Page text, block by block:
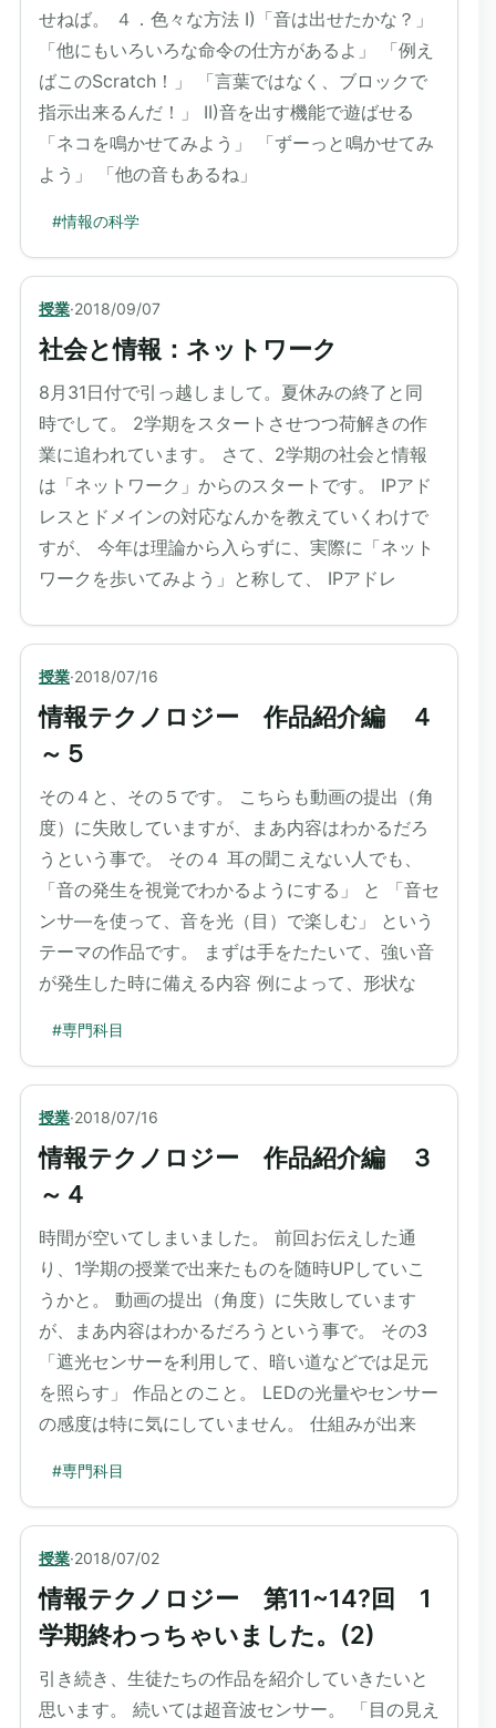
せねば。 ４．色々な方法 I)「音は出せたかな？」
「他にもいろいろな命令の仕方があるよ」 「例え
ばこのScratch！」 「言葉ではなく、ブロックで
指示出来るんだ！」 II)音を出す機能で遊ばせる
「ネコを鳴かせてみよう」 「ずーっと鳴かせてみ
よう」 「他の音もあるね」
#情報の科学
授業·2018/09/07
社会と情報：ネットワーク
8月31日付で引っ越しまして。夏休みの終了と同
時でして。 2学期をスタートさせつつ荷解きの作
業に追われています。 さて、2学期の社会と情報
は「ネットワーク」からのスタートです。 IPアド
レスとドメインの対応なんかを教えていくわけで
すが、 今年は理論から入らずに、実際に「ネット
ワークを歩いてみよう」と称して、 IPアドレ
授業·2018/07/16
情報テクノロジー 作品紹介編 ４
～５
その４と、その５です。 こちらも動画の提出（角
度）に失敗していますが、まあ内容はわかるだろ
うという事で。 その４ 耳の聞こえない人でも、
「音の発生を視覚でわかるようにする」 と 「音セ
ンサ―を使って、音を光（目）で楽しむ」 という
テーマの作品です。 まずは手をたたいて、強い音
が発生した時に備える内容 例によって、形状な
#専門科目
授業·2018/07/16
情報テクノロジー 作品紹介編 ３
～４
時間が空いてしまいました。 前回お伝えした通
り、1学期の授業で出来たものを随時UPしていこ
うかと。 動画の提出（角度）に失敗しています
が、まあ内容はわかるだろうという事で。 その3
「遮光センサーを利用して、暗い道などでは足元
を照らす」 作品とのこと。 LEDの光量やセンサー
の感度は特に気にしていません。 仕組みが出来
#専門科目
授業·2018/07/02
情報テクノロジー 第11~14?回 1
学期終わっちゃいました。(2)
引き続き、生徒たちの作品を紹介していきたいと
思います。 続いては超音波センサー。 「目の見え